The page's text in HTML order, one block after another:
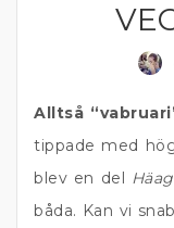
Alltså
tippade med
blev en del
båda. Kan vi